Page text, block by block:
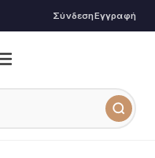
ΣύνδεσηΕγγραφή